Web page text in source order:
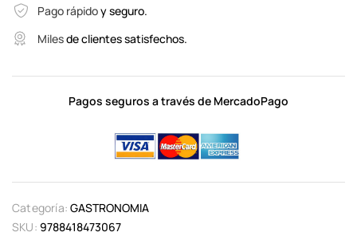
Pago rápidoy seguro.
Milesde clientes satisfechos.
Pagos seguros a través de MercadoPago
Categoría: GASTRONOMIA
SKU: 9788418473067